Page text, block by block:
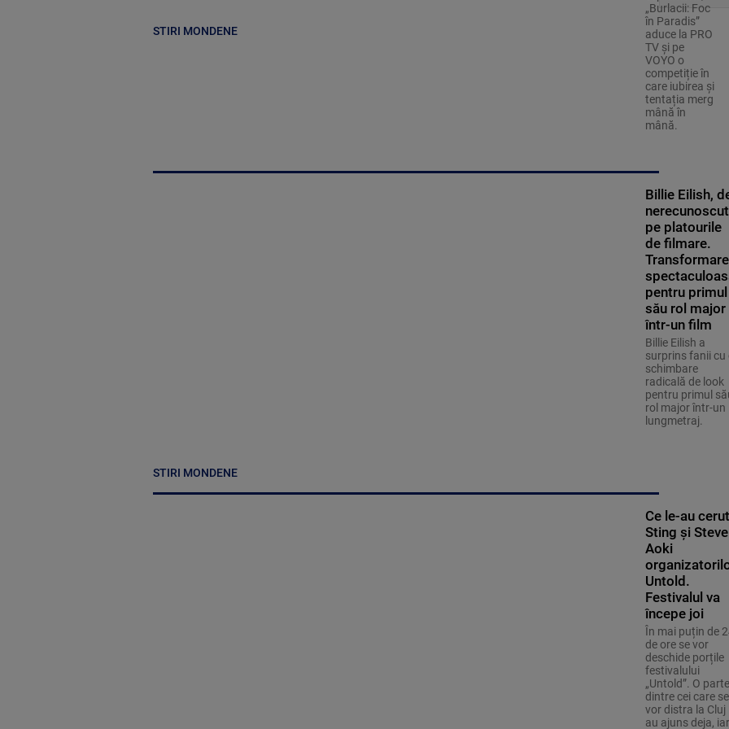
STIRI MONDENE
„Burlacii: Foc
în Paradis”
aduce la PRO
TV și pe
VOYO o
competiție în
care iubirea și
tentația merg
mână în
mână.
STIRI MONDENE
Billie Eilish,
nerecunoscut
pe platourile
de filmare.
pentru primul
său rol major
într-un film
Billie Eilish a
surprins fanii cu
schimbare
radicală de look
pentru primul
rol major într-un
lungmetraj.
Ce le-au cerut
Sting și Steve
Aoki
Untold.
Festivalul va
începe joi
În mai puțin de
de ore se vor
deschide porțile
festivalului
„Untold”. O parte
dintre cei care se
vor distra la Cluj
au ajuns deja, iar